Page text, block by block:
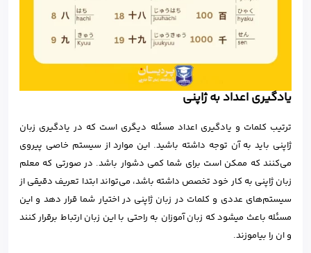
یادگیری اعداد به ژاپنی
ترتیب کلمات و یادگیری اعداد مسئله دیگری است که در یادگیری زبان
ژاپنی باید به آن توجه داشته باشید. این موارد از سیستم خاصی پیروی
می‌کنند که ممکن است برای شما کمی دشوار باشد. در صورتی که معلم
زبان ژاپنی به کار خود تخصص داشته باشد، می‌تواند ابتدا تعریف دقیقی از
سیستم‌های عددی و کلمات در زبان ژاپنی در اختیار شما قرار دهد و این
مسئله باعث می‎شود که زبان آموزان به راحتی با این زبان ارتباط برقرار کنند
و ان را بیاموزند.